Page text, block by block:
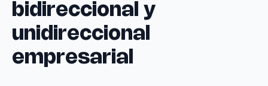
bidireccional y
unidireccional
empresarial